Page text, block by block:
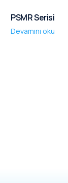
PSMR Serisi
Devamını oku